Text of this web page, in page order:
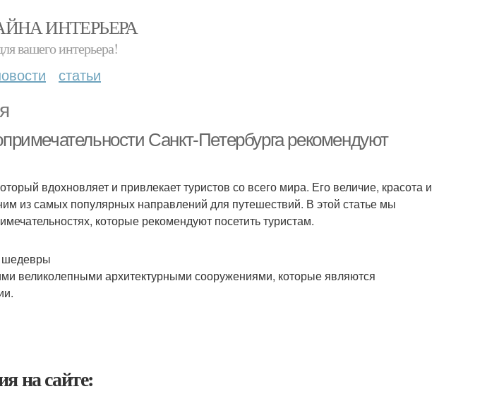
ИНТЕРЬЕРА
вашего интерьера!
статьи
Санкт-Петербурга рекомендуют
вдохновляет и привлекает туристов со всего мира. Его величие, красота и
из самых популярных направлений для путешествий. В этой статье мы
которые рекомендуют посетить туристам.
шедевры
великолепными архитектурными сооружениями, которые являются
на сайте: